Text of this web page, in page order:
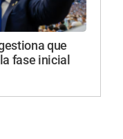
que
fase inicial